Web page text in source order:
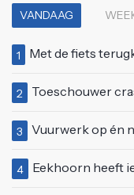
VANDAAG
1 Met de fiets
2 Toeschouwer crasht
3 Vuurwerk op én naast het
4 Eekhoorn heeft